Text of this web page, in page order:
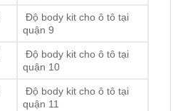
Độ body kit cho ô tô tại
quận 10
Độ body kit cho ô tô tại
quận 11
Độ body kit cho ô tô tại
quận 12